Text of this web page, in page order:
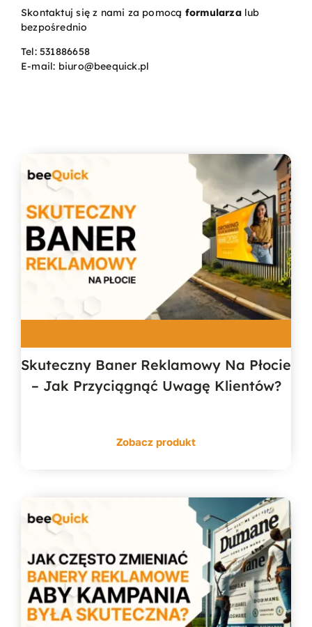
Skuteczny Baner Reklamowy Na Płocie
– Jak Przyciągnąć Uwagę Klientów?
Zobacz produkt
Skontaktuj się z nami za pomocą formularzalub
bezpośrednio
Tel:531886658
E-mail: biuro@beequick.pl